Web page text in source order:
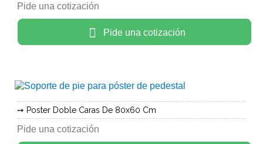
Pide una cotización
Pide una cotización
Poster Doble Caras De 80x60 Cm
Pide una cotización